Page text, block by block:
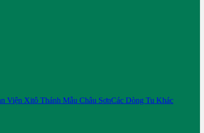
Viện Xitô Thánh Mẫu Châu SơnCác Dòng Tu Khác